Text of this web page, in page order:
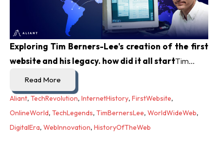
Exploring Tim Berners-Lee's creation of the first
website and his legacy. how did it all startTim...
Read More
Aliant, TechRevolution, InternetHistory, FirstWebsite,
OnlineWorld, TechLegends, TimBernersLee, WorldWideWeb,
DigitalEra, WebInnovation, HistoryOfTheWeb